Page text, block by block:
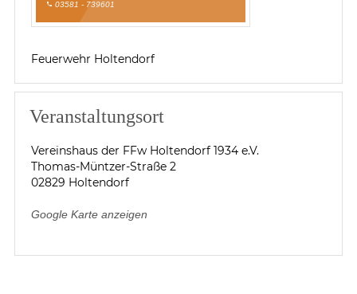
phone 03581 - 739601
Feuerwehr Holtendorf
Veranstaltungsort
Vereinshaus der FFw Holtendorf 1934 e.V.
Thomas-Müntzer-Straße 2
02829 Holtendorf
Google Karte anzeigen